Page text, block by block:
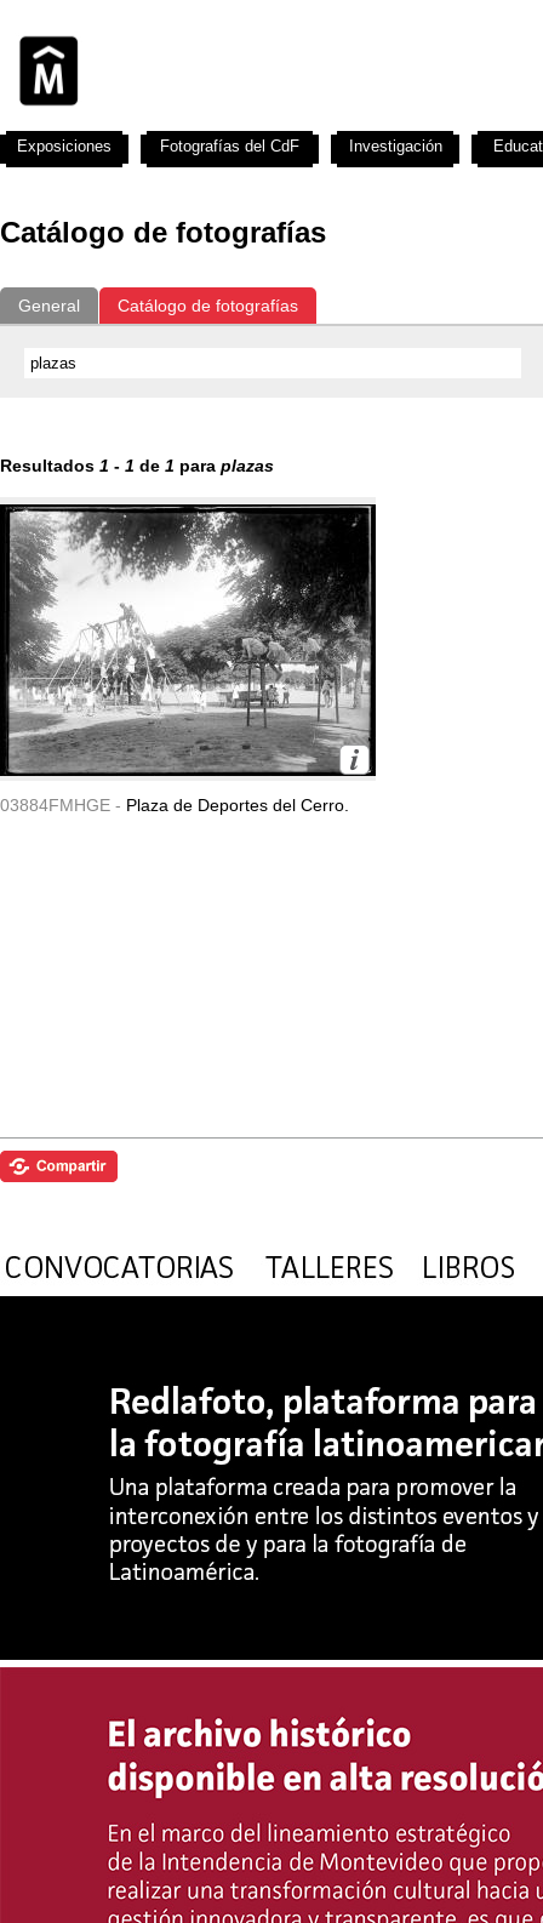
Catálogo de fotografías
General Catálogo de fotografías
Resultados 1 - 1 de 1 para plazas
03884FMHGE - Plaza de Deportes del Cerro.
Exposiciones Fotografías del CdF Investigación